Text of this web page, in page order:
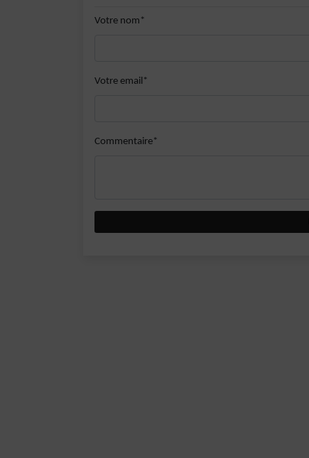
Votre nom*
Votre email*
Commentaire*